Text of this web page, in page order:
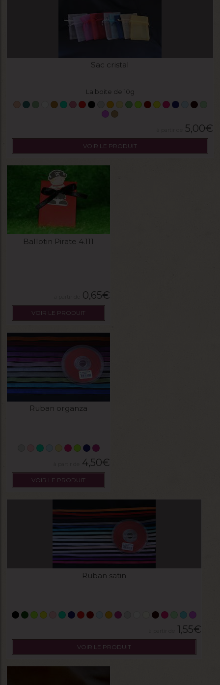
Sac cristal
La boite de 10g
5,00€
VOIR LE PRODUIT
Ballotin Pirate 4.111
0,65€
VOIR LE PRODUIT
Ruban organza
4,50€
VOIR LE PRODUIT
Ruban satin
1,55€
VOIR LE PRODUIT